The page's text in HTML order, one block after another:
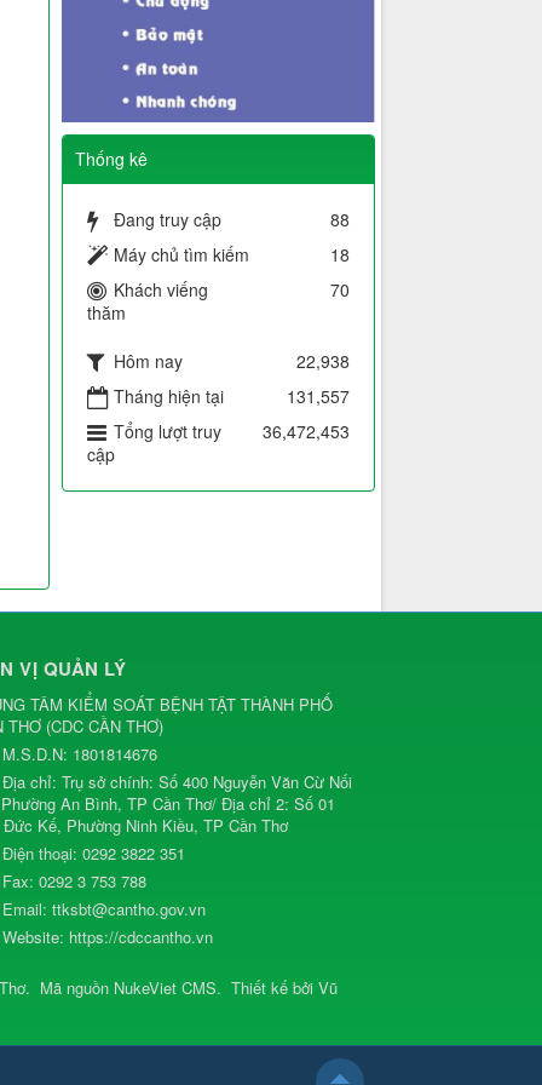
Thống kê
Đang truy cập
88
Máy chủ tìm kiếm
18
Khách viếng
thăm
70
Hôm nay
22,938
Tháng hiện tại
131,557
Tổng lượt truy
cập
36,472,453
VỊ QUẢN LÝ
TÂM KIỂM SOÁT BỆNH TẬT THÀNH PHỐ
THƠ (CDC CẦN THƠ)
M.S.D.N: 1801814676
Địa chỉ: Trụ sở chính: Số 400 Nguyễn Văn Cừ Nối
An Bình, TP Cần Thơ/ Địa chỉ 2: Số 01
Đức Kế, Phường Ninh Kiều, TP Cần Thơ
Điện thoại: 0292 3822 351
Fax: 0292 3 753 788
Email: ttksbt@cantho.gov.vn
Website: https://cdccantho.vn
. Mã nguồn NukeViet CMS. Thiết kế bởi Vũ